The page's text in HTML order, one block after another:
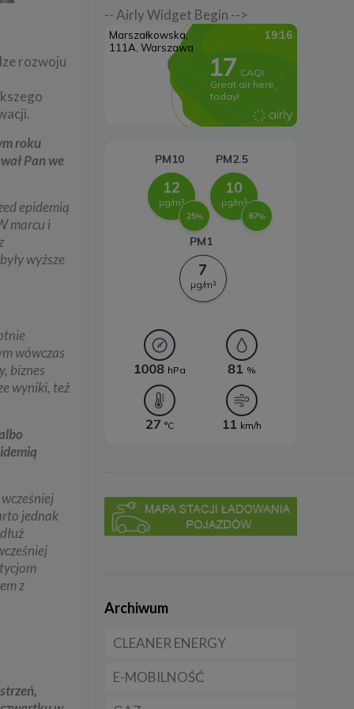
rozwoju
roku
Pan we
epidemią
marcu i
wyższe
wówczas
biznes
wyniki, też
jednak
z
Lądowa energetyka
wiatrowa
Systemy magazynowania
-- Airly Widget Begin -->
Archiwum
CLEANER ENERGY
Dla domu
E-MOBILNOŚĆ